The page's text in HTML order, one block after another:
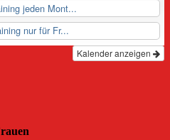
jeden Mont...
nur für Fr...
Kalender anzeigen